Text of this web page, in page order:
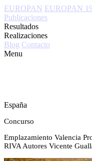
EUROPAN EUROPAN 19
Publicaciones
Resultados
Realizaciones
Blog Contacto
Menu
España
Concurso
Emplazamiento Valencia
RIVA Autores Vicente